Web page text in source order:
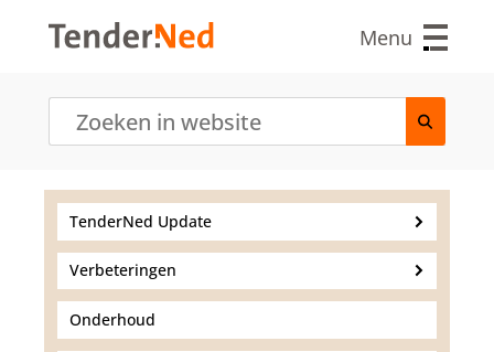
Menu
TenderNed Update
Verbeteringen
Onderhoud